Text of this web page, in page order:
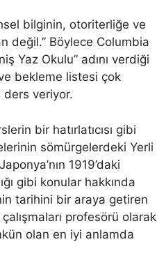
bilginin, otoriterliğe ve
değil.” Böylece Columbia
Yaz Okulu” adını verdiği
bekleme listesi çok
veriyor.
bir hatırlatıcısı gibi
sömürgelerdeki Yerli
1919’daki
gibi konular hakkında
tarihini bir araya getiren
profesörü olarak
olan en iyi anlamda